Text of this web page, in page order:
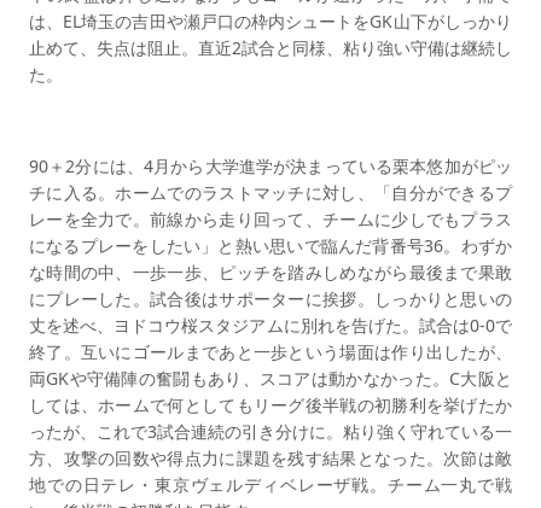
は、EL埼玉の吉田や瀬戸口の枠内シュートをGK山下がしっかり
止めて、失点は阻止。直近2試合と同様、粘り強い守備は継続し
た。
90＋2分には、4月から大学進学が決まっている栗本悠加がピッ
チに入る。ホームでのラストマッチに対し、「自分ができるプ
レーを全力で。前線から走り回って、チームに少しでもプラス
になるプレーをしたい」と熱い思いで臨んだ背番号36。わずか
な時間の中、一歩一歩、ピッチを踏みしめながら最後まで果敢
にプレーした。試合後はサポーターに挨拶。しっかりと思いの
丈を述べ、ヨドコウ桜スタジアムに別れを告げた。試合は0-0で
終了。互いにゴールまであと一歩という場面は作り出したが、
両GKや守備陣の奮闘もあり、スコアは動かなかった。C大阪と
しては、ホームで何としてもリーグ後半戦の初勝利を挙げたか
ったが、これで3試合連続の引き分けに。粘り強く守れている一
方、攻撃の回数や得点力に課題を残す結果となった。次節は敵
地での日テレ・東京ヴェルディベレーザ戦。チーム一丸で戦